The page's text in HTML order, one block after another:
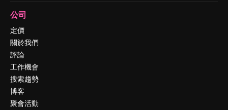
公司
定價
關於我們
評論
工作機會
搜索趨勢
博客
聚會活動